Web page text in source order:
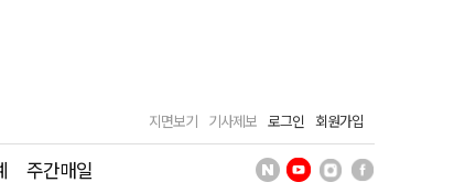
지면보기 기사제보 로그인 회원가입
주간매일